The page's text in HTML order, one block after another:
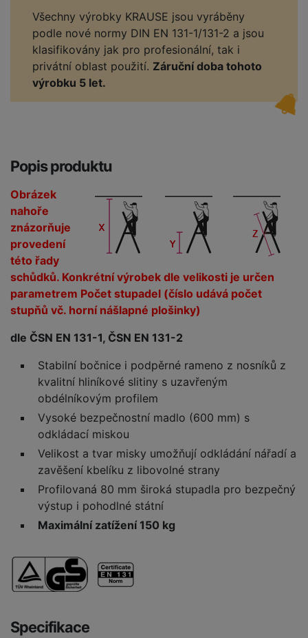
Všechny výrobky KRAUSE jsou vyráběny
podle nové normy DIN EN 131-1/131-2 a jsou
klasifikovány jak pro profesionální, tak i
privátní oblast použití. Záruční doba tohoto
výrobku 5 let.
Popis produktu
Obrázek
nahoře
znázorňuje
provedení
této řady
schůdků. Konkrétní výrobek dle velikosti je určen
parametrem Počet stupadel (číslo udává počet
stupňů vč. horní nášlapné plošinky)
dle ČSN EN 131-1, ČSN EN 131-2
Stabilní bočnice i podpěrné rameno z nosníků z
kvalitní hliníkové slitiny s uzavřeným
obdélníkovým profilem
Vysoké bezpečnostní madlo (600 mm) s
odkládací miskou
Velikost a tvar misky umožňují odkládání nářadí a
zavěšení kbelíku z libovolné strany
Profilovaná 80 mm široká stupadla pro bezpečný
výstup i pohodlné státní
Maximální zatížení 150 kg
Specifikace